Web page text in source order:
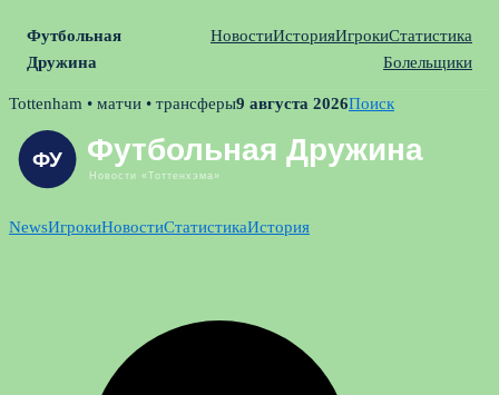
Футбольная
Дружина
НовостиИсторияИгрокиСтатистика
Болельщики
Skip
content
Tottenham • матчи • трансферы9 августа 2026Поиск
NewsИгрокиНовостиСтатистикаИстория